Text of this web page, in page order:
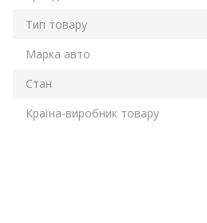
Тип товару
Марка авто
Стан
Країна-виробник товару